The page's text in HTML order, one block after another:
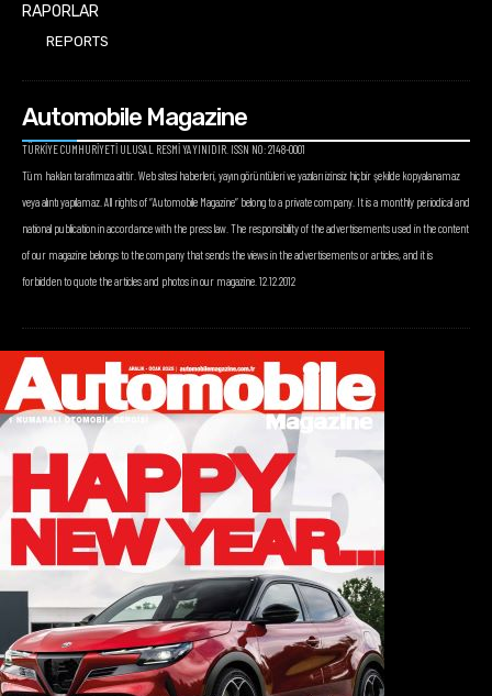
RAPORLAR
REPORTS
Automobile Magazine
TÜRKİYE CUMHURİYETİ ULUSAL RESMİ YAYINIDIR. ISSN NO: 2148-0001
Tüm hakları tarafımıza aittir. Web sitesi haberleri, yayın görüntüleri ve yazıları izinsiz hiçbir şekilde kopyalanamaz
veya alıntı yapılamaz. All rights of “Automobile Magazine” belong to a private company. It is a monthly periodical and
national publication in accordance with the press law. The responsibility of the advertisements used in the content
of our magazine belongs to the company that sends the views in the advertisements or articles, and it is
forbidden to quote the articles and photos in our magazine. 12.12.2012